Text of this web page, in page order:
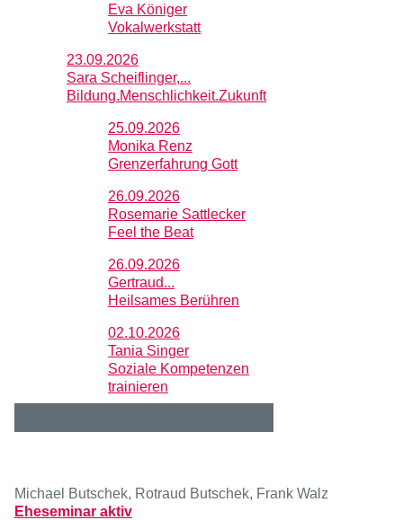
Eva Königer
Vokalwerkstatt
23.09.2026
Sara Scheiflinger,...
Bildung.Menschlichkeit.Zukunft
25.09.2026
Monika Renz
Grenzerfahrung Gott
26.09.2026
Rosemarie Sattlecker
Feel the Beat
26.09.2026
Gertraud...
Heilsames Berühren
02.10.2026
Tania Singer
Soziale Kompetenzen
trainieren
Michael Butschek, Rotraud Butschek, Frank Walz
Eheseminar aktiv